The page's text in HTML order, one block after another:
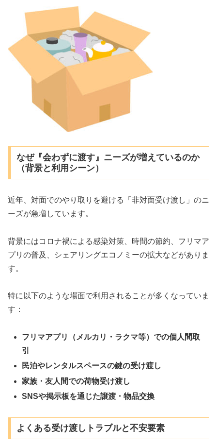
なぜ『会わずに渡す』ニーズが増えているのか
（背景と利用シーン）
近年、対面でのやり取りを避ける「非対面受け渡し」のニ
ーズが急増しています。
背景にはコロナ禍による感染対策、時間の節約、フリマア
プリの普及、シェアリングエコノミーの拡大などがありま
す。
特に以下のような場面で利用されることが多くなっていま
す：
フリマアプリ（メルカリ・ラクマ等）での個人間取
引
民泊やレンタルスペースの鍵の受け渡し
家族・友人間での荷物受け渡し
SNSや掲示板を通じた譲渡・物品交換
よくある受け渡しトラブルと不安要素